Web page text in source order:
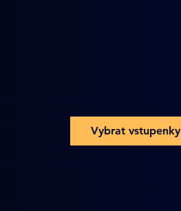
Vybrat vstupenky